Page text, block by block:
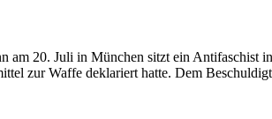
am 20. Juli in München sitzt ein Antifaschist
zur Waffe deklariert hatte. Dem